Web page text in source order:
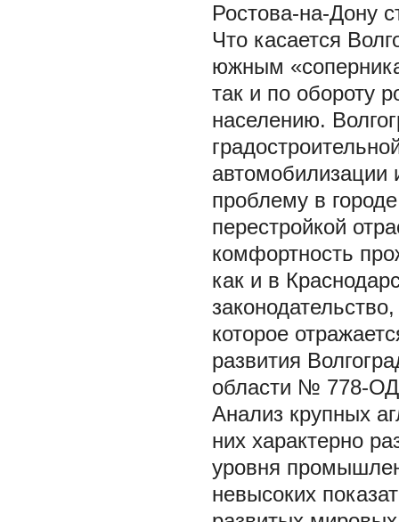
Ростова-на-Дону
Что касается
южным
так и по обороту
населению.
автомобилизации
проблему в
перестройкой
комфортность
как и в
которое
развития
области № 778-
Анализ крупных
них характерно
уровня
невысоких